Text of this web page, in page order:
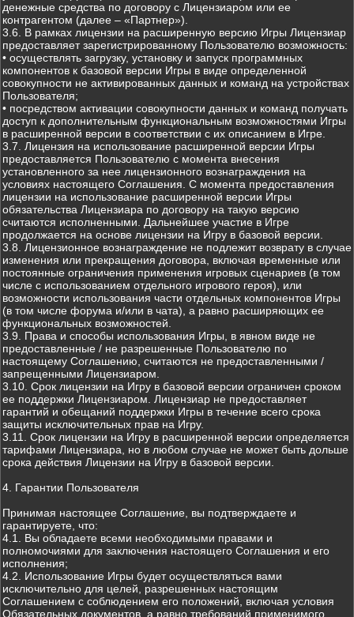
денежные средства по договору с Лицензиаром или ее
контрагентом (далее – «Партнер»).
3.6. В рамках лицензии на расширенную версию Игры Лицензиар
предоставляет зарегистрированному Пользователю возможность:
• осуществлять загрузку, установку и запуск программных
компонентов к базовой версии Игры в виде определенной
совокупности не активированных данных и команд на устройствах
Пользователя;
• посредством активации совокупности данных и команд получать
доступ к дополнительным функциональным возможностями Игры
в расширенной версии в соответствии с их описанием в Игре.
3.7. Лицензия на использование расширенной версии Игры
предоставляется Пользователю с момента внесения
установленного за нее лицензионного вознаграждения на
условиях настоящего Соглашения. С момента предоставления
лицензии на использование расширенной версии Игры
обязательства Лицензиара по договору на такую версию
считаются исполненными. Дальнейшее участие в Игре
продолжается на основе лицензии на Игру в базовой версии.
3.8. Лицензионное вознаграждение не подлежит возврату в случае
изменения или прекращения договора, включая временные или
постоянные ограничения применения игровых сценариев (в том
числе с использованием отдельного игрового героя), или
возможности использования части отдельных компонентов Игры
(в том числе форума и/или в чата), а равно расширяющих ее
функциональных возможностей.
3.9. Права и способы использования Игры, в явном виде не
предоставленные / не разрешенные Пользователю по
настоящему Соглашению, считаются не предоставленными /
запрещенными Лицензиаром.
3.10. Срок лицензии на Игру в базовой версии ограничен сроком
ее поддержки Лицензиаром. Лицензиар не предоставляет
гарантий и обещаний поддержки Игры в течение всего срока
защиты исключительных прав на Игру.
3.11. Срок лицензии на Игру в расширенной версии определяется
тарифами Лицензиара, но в любом случае не может быть дольше
срока действия Лицензии на Игру в базовой версии.
4. Гарантии Пользователя
Принимая настоящее Соглашение, вы подтверждаете и
гарантируете, что:
4.1. Вы обладаете всеми необходимыми правами и
полномочиями для заключения настоящего Соглашения и его
исполнения;
4.2. Использование Игры будет осуществляться вами
исключительно для целей, разрешенных настоящим
Соглашением с соблюдением его положений, включая условия
Обязательных документов, а равно требований применимого